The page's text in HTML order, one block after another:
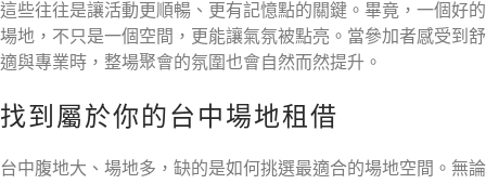
這些往往是讓活動更順暢、更有記憶點的關鍵。畢竟，一個好的
場地，不只是一個空間，更能讓氣氛被點亮。當參加者感受到舒
適與專業時，整場聚會的氛圍也會自然而然提升。
找到屬於你的台中場地租借
台中腹地大、場地多，缺的是如何挑選最適合的場地空間。無論